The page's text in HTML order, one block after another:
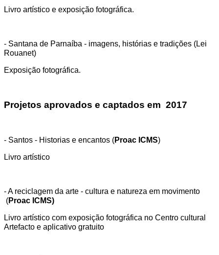
Livro artístico e exposição fotográfica.
- Santana de Parnaíba - imagens, histórias e tradições (Lei
Rouanet)
Exposição fotográfica.
Projetos aprovados e captados em 2017
- Santos - Historias e encantos (Proac ICMS)
Livro artístico
- A reciclagem da arte - cultura e natureza em movimento
(Proac ICMS)
Livro artístico com exposição fotográfica no Centro cultural
Artefacto e aplicativo gratuito